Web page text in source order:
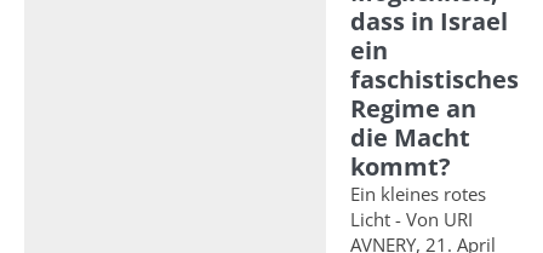
dass in Israel
ein
faschistisches
Regime an
die Macht
kommt?
Ein kleines rotes
Licht - Von URI
AVNERY, 21. April